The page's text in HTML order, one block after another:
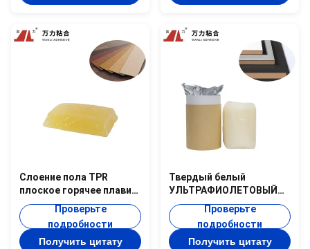
резиновое слипчивое
Слоение пола TPR
плоское горячее плавит
клей TPR-7217A ручки
прилипателей желтый
Проверьте
подробности
Получить цитату
Твердый белый
УЛЬТРАФИОЛЕТОВЫЙ
прокатывая клей PUR-
9002.1 деревянной ручки
Cps прилипателя 6500
горячий
Проверьте
подробности
Получить цитату